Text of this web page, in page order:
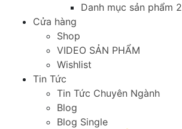
Danh mục sản phẩm 2
Cửa hàng
Shop
VIDEO SẢN PHẨM
Wishlist
Tin Tức
Tin Tức Chuyên Ngành
Blog
Blog Single